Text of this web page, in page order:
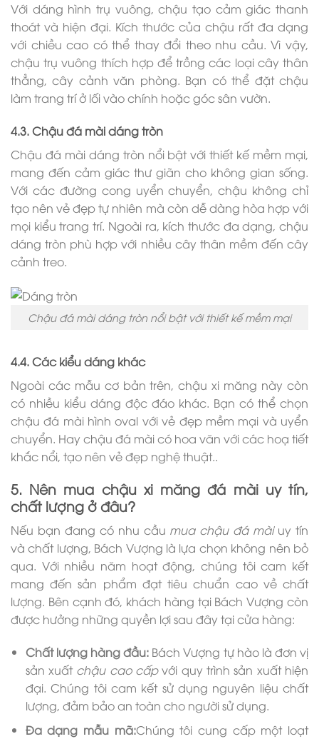
Với dáng hình trụ vuông, chậu tạo cảm giác thanh
thoát và hiện đại. Kích thước của chậu rất đa dạng
với chiều cao có thể thay đổi theo nhu cầu. Vì vậy,
chậu trụ vuông thích hợp để trồng các loại cây thân
thẳng, cây cảnh văn phòng. Bạn có thể đặt chậu
làm trang trí ở lối vào chính hoặc góc sân vườn.
4.3. Chậu đá mài dáng tròn
Chậu đá mài dáng tròn nổi bật với thiết kế mềm mại,
mang đến cảm giác thư giãn cho không gian sống.
Với các đường cong uyển chuyển, chậu không chỉ
tạo nên vẻ đẹp tự nhiên mà còn dễ dàng hòa hợp với
mọi kiểu trang trí. Ngoài ra, kích thước đa dạng, chậu
dáng tròn phù hợp với nhiều cây thân mềm đến cây
cảnh treo.
Chậu đá mài dáng tròn nổi bật với thiết kế mềm mại
4.4. Các kiểu dáng khác
Ngoài các mẫu cơ bản trên, chậu xi măng này còn
có nhiều kiểu dáng độc đáo khác. Bạn có thể chọn
chậu đá mài hình oval với vẻ đẹp mềm mại và uyển
chuyển. Hay chậu đá mài có hoa văn với các hoạ tiết
khắc nổi, tạo nên vẻ đẹp nghệ thuật..
5. Nên mua chậu xi măng đá mài uy tín,
chất lượng ở đâu?
Nếu bạn đang có nhu cầu mua chậu đá màiuy tín
và chất lượng, Bách Vượng là lựa chọn không nên bỏ
qua. Với nhiều năm hoạt động, chúng tôi cam kết
mang đến sản phẩm đạt tiêu chuẩn cao về chất
lượng. Bên cạnh đó, khách hàng tại Bách Vượng còn
được hưởng những quyền lợi sau đây tại cửa hàng:
Chất lượng hàng đầu: Bách Vượng tự hào là đơn vị
sản xuất chậu cao cấpvới quy trình sản xuất hiện
đại. Chúng tôi cam kết sử dụng nguyên liệu chất
lượng, đảm bảo an toàn cho người sử dụng.
Đa dạng mẫu mã:Chúng tôi cung cấp một loạt